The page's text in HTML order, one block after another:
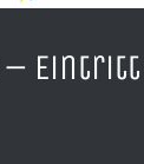
–